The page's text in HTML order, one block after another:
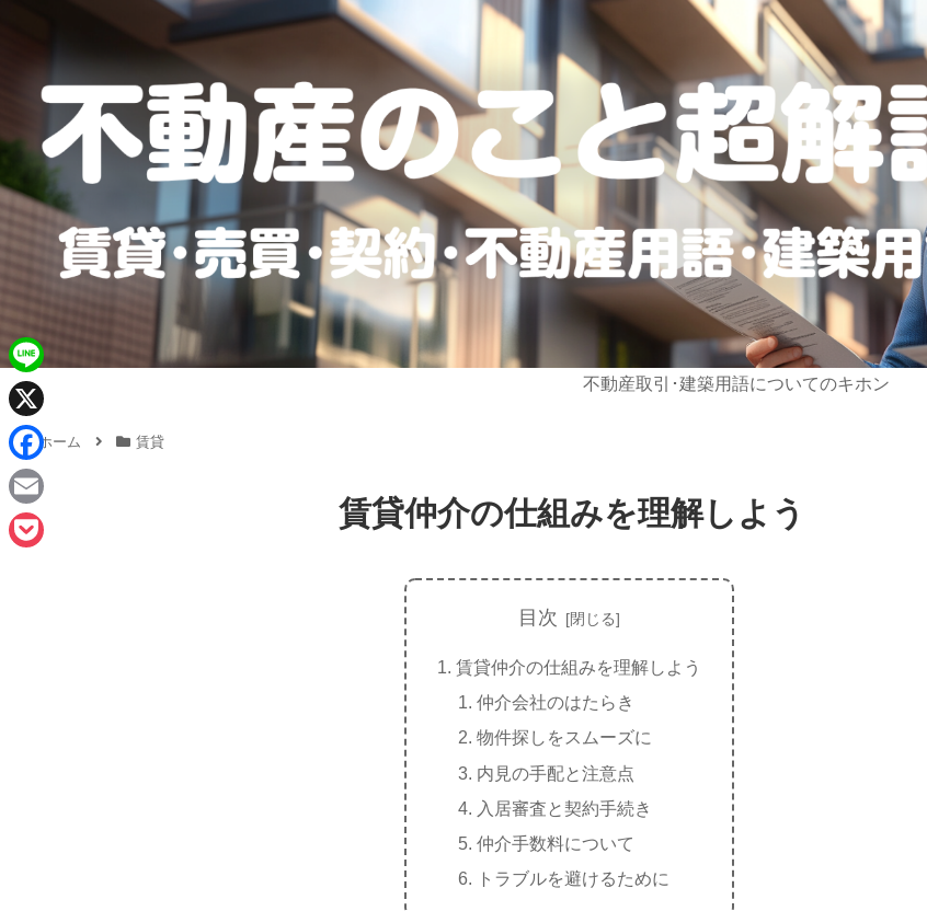
不動産取引･建築用語についてのキホン
ホーム 賃貸
賃貸仲介の仕組みを理解しよう
目次
賃貸仲介の仕組みを理解しよう
仲介会社のはたらき
物件探しをスムーズに
内見の手配と注意点
入居審査と契約手続き
仲介手数料について
トラブルを避けるために
L
n
e
X
F
a
c
E